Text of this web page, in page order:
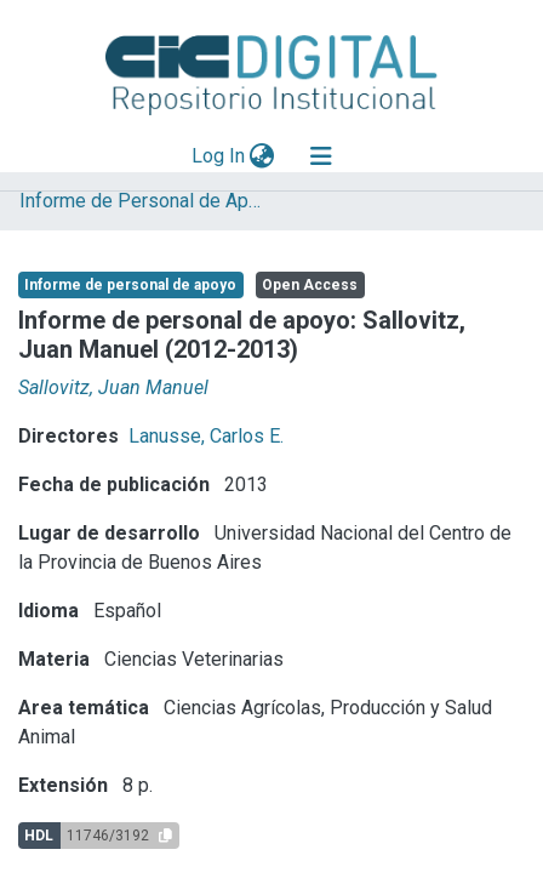
Log In(current)
Explorar
Aportar material
Statistics
Informe de Personal de Apoyo
Informe de personal de apoyo Open Access
Informe de personal de apoyo: Sallovitz,
Juan Manuel (2012-2013)
Sallovitz, Juan Manuel
Directores Lanusse, Carlos E.
Fecha de publicación 2013
Lugar de desarrollo
Universidad Nacional del Centro de
la Provincia de Buenos Aires
Idioma Español
Materia Ciencias Veterinarias
Area temática
Ciencias Agrícolas, Producción y Salud
Animal
Extensión 8 p.
HDL 11746/3192